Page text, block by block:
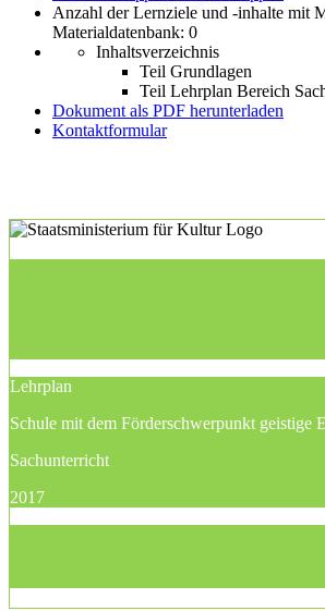
Anzahl der Lernziele und -inhalte mit
Materialdatenbank: 0
Inhaltsverzeichnis
Teil Grundlagen
Teil Lehrplan Bereich
Dokument als PDF herunterladen
Kontaktformular
Lehrplan
Schule mit dem Förderschwerpunkt geistige
Sachunterricht
2017